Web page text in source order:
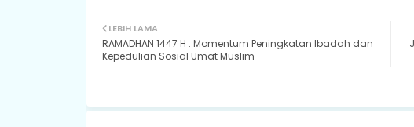
LEBIH LAMA
RAMADHAN 1447 H : Momentum Peningkatan Ibadah dan
Kepedulian Sosial Umat Muslim